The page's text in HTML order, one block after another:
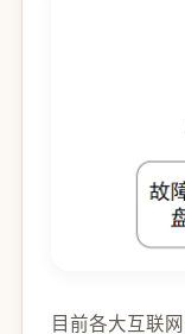
目前各大互联